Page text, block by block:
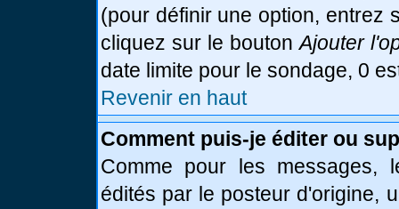
(pour définir une option, entrez
cliquez sur le boutonAjouter
date limite pour le sondage, 0
Revenir en haut
Comment puis-je éditer ou
Comme pour les messages,
édités par le posteur d'origine,